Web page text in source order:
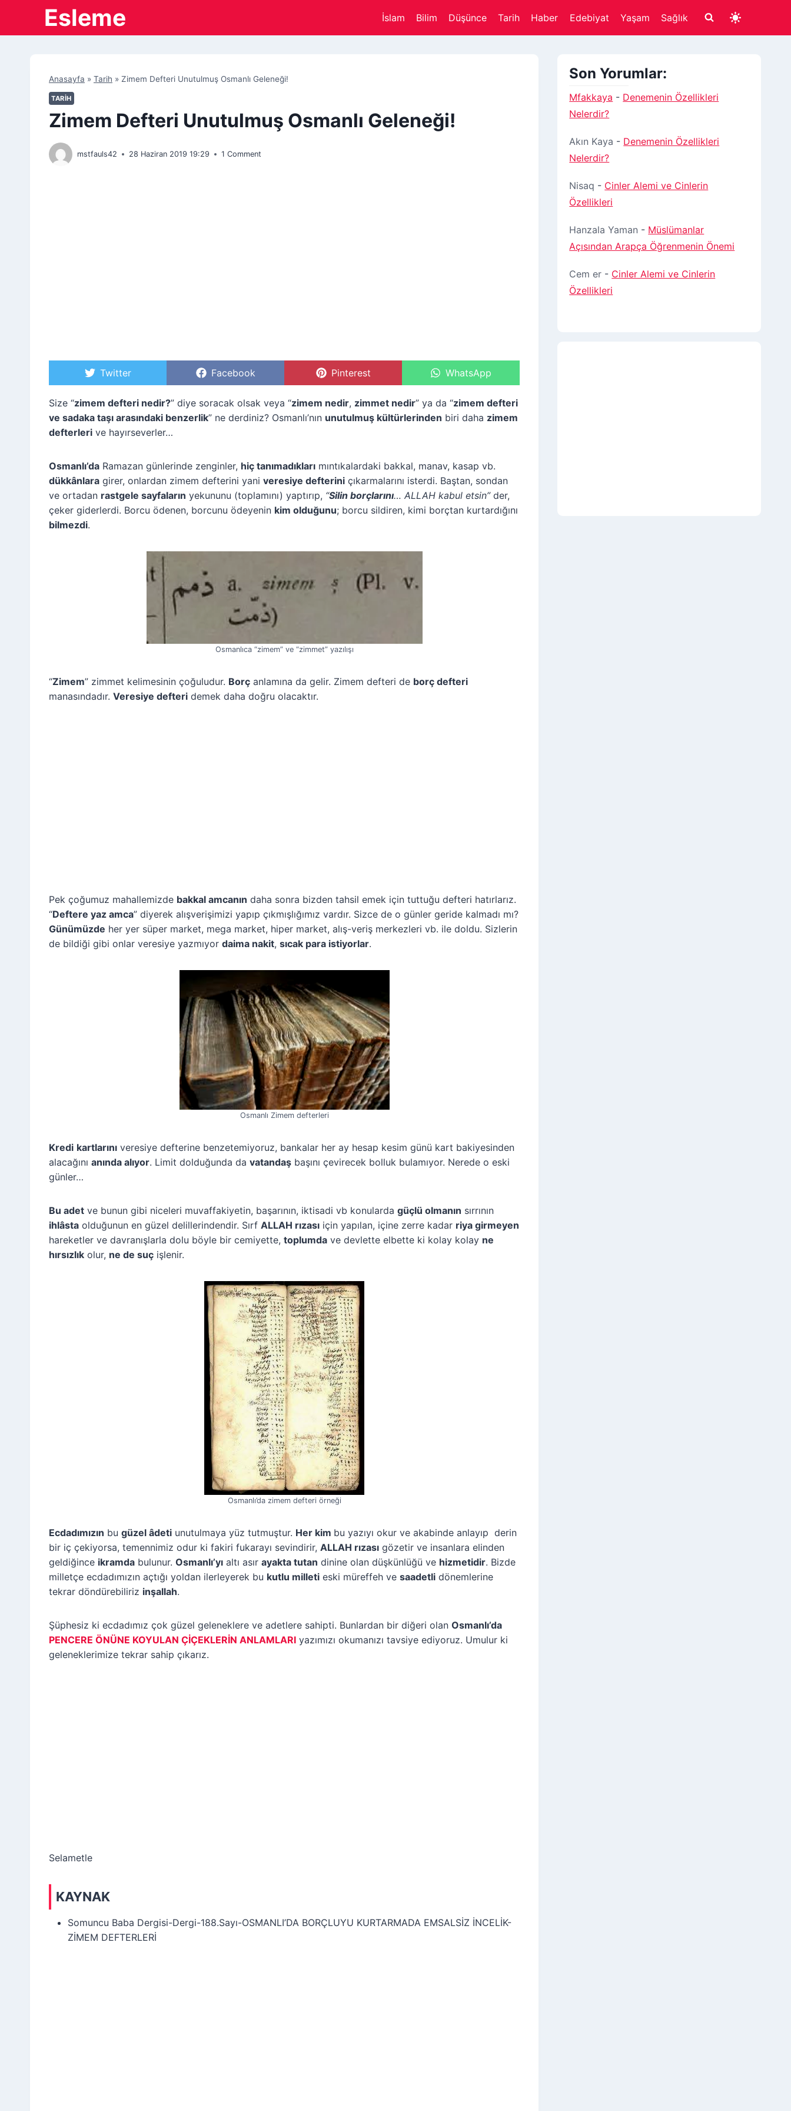
content
Esleme İslam Bilim Düşünce Tarih Haber Edebiyat Yaşam Sağlık
Anasayfa » Tarih » Zimem Defteri Unutulmuş Osmanlı Geleneği!
TARIH
Zimem Defteri Unutulmuş Osmanlı Geleneği!
mstfauls42 28 Haziran 2019 19:29 1 Comment
S
r
e
o
n
Twitter
S
r
e
o
Facebook
S
r
e
o
Pinterest
S
r
e
o
WhatsApp
Size “zimem defteri nedir?” diye soracak olsak veya “zimem nedir, zimmet nedir” ya da “zimem defteri
ve sadaka taşı arasındaki benzerlik” ne derdiniz? Osmanlı’nın unutulmuş kültürlerinden biri daha zimem
defterleri ve hayırseverler…
Osmanlı’da Ramazan günlerinde zenginler, hiç tanımadıkları mıntıkalardaki bakkal, manav, kasap vb.
dükkânlara girer, onlardan zimem defterini yani veresiye defterini çıkarmalarını isterdi. Baştan, sondan
ve ortadan rastgele sayfaların yekununu (toplamını) yaptırıp, “Silin borçlarını… ALLAH kabul etsin”der,
çeker giderlerdi. Borcu ödenen, borcunu ödeyenin kim olduğunu; borcu sildiren, kimi borçtan kurtardığını
bilmezdi.
Osmanlıca “zimem” ve “zimmet” yazılışı
“Zimem” zimmet kelimesinin çoğuludur. Borç anlamına da gelir. Zimem defteri de borç defteri
manasındadır. Veresiye defteri demek daha doğru olacaktır.
Pek çoğumuz mahallemizde bakkal amcanın daha sonra bizden tahsil emek için tuttuğu defteri hatırlarız.
“Deftere yaz amca” diyerek alışverişimizi yapıp çıkmışlığımız vardır. Sizce de o günler geride kalmadı mı?
Günümüzde her yer süper market, mega market, hiper market, alış-veriş merkezleri vb. ile doldu. Sizlerin
de bildiği gibi onlar veresiye yazmıyor daima nakit, sıcak para istiyorlar.
Osmanlı Zimem defterleri
Kredi kartlarını veresiye defterine benzetemiyoruz, bankalar her ay hesap kesim günü kart bakiyesinden
alacağını anında alıyor. Limit dolduğunda da vatandaş başını çevirecek bolluk bulamıyor. Nerede o eski
günler…
Bu adet ve bunun gibi niceleri muvaffakiyetin, başarının, iktisadi vb konularda güçlü olmanın sırrının
ihlâsta olduğunun en güzel delillerindendir. Sırf ALLAH rızası için yapılan, içine zerre kadar riya girmeyen
hareketler ve davranışlarla dolu böyle bir cemiyette, toplumda ve devlette elbette ki kolay kolay ne
hırsızlık olur, ne de suç işlenir.
Osmanlı’da zimem defteri örneği
Ecdadımızın bu güzel âdeti unutulmaya yüz tutmuştur. Her kim bu yazıyı okur ve akabinde anlayıp derin
bir iç çekiyorsa, temennimiz odur ki fakiri fukarayı sevindirir, ALLAH rızası gözetir ve insanlara elinden
geldiğince ikramda bulunur. Osmanlı’yı altı asır ayakta tutan dinine olan düşkünlüğü ve hizmetidir. Bizde
milletçe ecdadımızın açtığı yoldan ilerleyerek bu kutlu milleti eski müreffeh ve saadetli dönemlerine
tekrar döndürebiliriz inşallah.
Şüphesiz ki ecdadımız çok güzel geleneklere ve adetlere sahipti. Bunlardan bir diğeri olan Osmanlı’da
PENCERE ÖNÜNE KOYULAN ÇİÇEKLERİN ANLAMLARI yazımızı okumanızı tavsiye ediyoruz. Umulur ki
geleneklerimize tekrar sahip çıkarız.
Selametle
KAYNAK
Somuncu Baba Dergisi-Dergi-188.Sayı-OSMANLI’DA BORÇLUYU KURTARMADA EMSALSİZ İNCELİK-
ZİMEM DEFTERLERİ
Son Yorumlar:
Mfakkaya - Denemenin Özellikleri
Nelerdir?
Akın Kaya - Denemenin Özellikleri
Nelerdir?
Nisaq - Cinler Alemi ve Cinlerin
Özellikleri
Hanzala Yaman - Müslümanlar
Açısından Arapça Öğrenmenin Önemi
Cem er - Cinler Alemi ve Cinlerin
Özellikleri